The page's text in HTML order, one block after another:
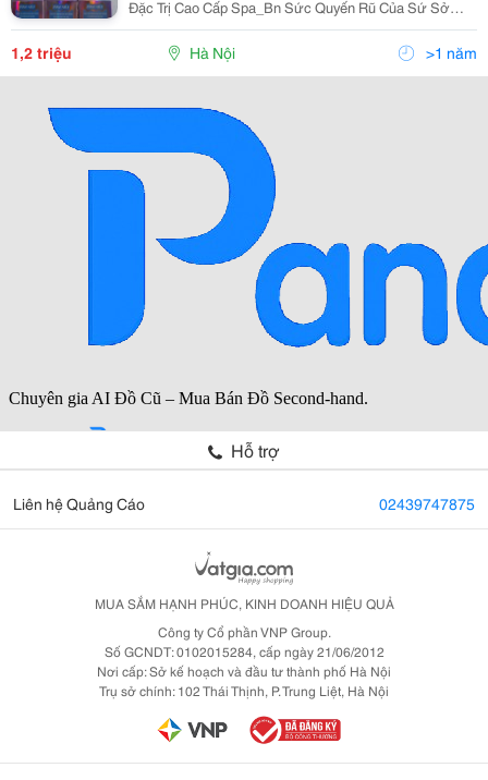
Đặc Trị Cao Cấp Spa_Bn Sức Quyến Rũ Của Sứ Sở
Hoa Anh Đào Xuất Xứ : Nhật Bản Giá : 1.200.000 Vnđ
Thành Phần : Axit Unsolic_Pc 104 Gồm 9 Loại Ami
1,2 triệu Hà Nội >1 năm
Hỗ trợ
Liên hệ Quảng Cáo 02439747875
MUA SẮM HẠNH PHÚC, KINH DOANH HIỆU QUẢ
Công ty Cổ phần VNP Group.
Số GCNDT: 0102015284, cấp ngày 21/06/2012
Nơi cấp: Sở kế hoạch và đầu tư thành phố Hà Nội
Trụ sở chính: 102 Thái Thịnh, P. Trung Liệt, Hà Nội